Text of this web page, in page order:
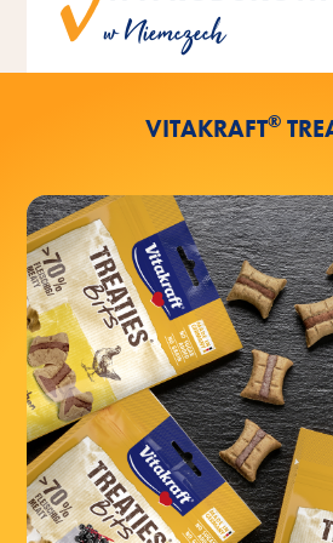
w Niemczech
miłością i delikatnie opiekane w
VITAKRAFT®
Asortyment obejmuje
Bits z
Bits z
Bits Superfood z